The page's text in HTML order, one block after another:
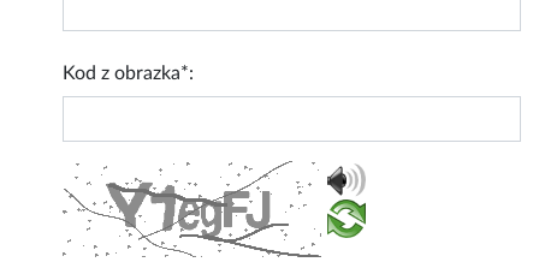
Kod z obrazka*: